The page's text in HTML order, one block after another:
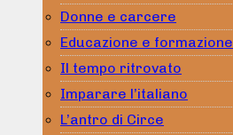
Donne e carcere
Educazione e formazione
Il tempo ritrovato
Imparare l’italiano
L’antro di Circe